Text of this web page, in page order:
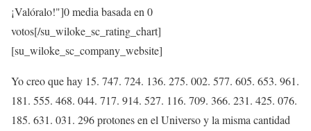
¡Valóralo!"]0media basada en 0
votos[/su_wiloke_sc_rating_chart]
[su_wiloke_sc_company_website]
Yo creo que hay 15. 747. 724. 136. 275. 002. 577. 605. 653. 961.
181. 555. 468. 044. 717. 914. 527. 116. 709. 366. 231. 425. 076.
185. 631. 031. 296 protones en el Universo y la misma cantidad